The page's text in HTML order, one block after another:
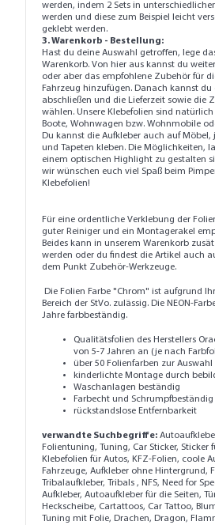
werden, indem 2 Sets in
werden und diese zum Beispiel leicht
geklebt werden.
3. Warenkorb - Bestellung:
Hast du deine Auswahl getroffen, lege
Warenkorb. Von hier aus kannst du
oder aber das empfohlene Zubehör für
Fahrzeug hinzufügen. Danach kannst du
abschließen und die Lieferzeit sowie die
wählen. Unsere Klebefolien sind
Boote, Wohnwagen bzw. Wohnmobile
Du kannst die Aufkleber auch auf Möbel,
und Tapeten kleben. Die Möglichkeiten,
einem optischen Highlight zu gestalten
wir wünschen euch viel Spaß beim
Klebefolien!
Für eine ordentliche Verklebung der
guter Reiniger und ein Montagerakel
Beides kann in unserem Warenkorb
werden oder du findest die Artikel auch
dem Punkt Zubehör-Werkzeuge.
Die Folien Farbe "Chrom" ist aufgrund
Bereich der StVo. zulässig. Die NEON-
Jahre farbbeständig.
Qualitätsfolien des Herstellers
von 5-7 Jahren an (je nach
über 50 Folienfarben zur Auswahl
kinderlichte Montage durch
Waschanlagen beständig
Farbecht und Schrumpfbeständig
rückstandslose Entfernbarkeit
verwandte Suchbegriffe:
Folientuning, Tuning, Car Sticker, Sticker
Klebefolien für Autos, KFZ-Folien, coole
Fahrzeuge, Aufkleber ohne Hintergrund,
Tribalaufkleber, Tribals , NFS, Need for
Aufkleber, Autoaufkleber für die Seiten,
Heckscheibe, Cartattoos, Car Tattoo,
Tuning mit Folie, Drachen, Dragon,